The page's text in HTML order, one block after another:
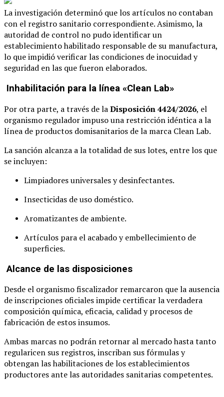
La investigación determinó que los artículos no contaban
con el registro sanitario correspondiente. Asimismo, la
autoridad de control no pudo identificar un
establecimiento habilitado responsable de su manufactura,
lo que impidió verificar las condiciones de inocuidad y
seguridad en las que fueron elaborados.
Inhabilitación para la línea «Clean Lab»
Por otra parte, a través de laDisposición 4424/2026, el
organismo regulador impuso una restricción idéntica a la
línea de productos domisanitarios de la marca Clean Lab.
La sanción alcanza a la totalidad de sus lotes, entre los que
se incluyen:
Limpiadores universales y desinfectantes.
Insecticidas de uso doméstico.
Aromatizantes de ambiente.
Artículos para el acabado y embellecimiento de
superficies.
Alcance de las disposiciones
Desde el organismo fiscalizador remarcaron que la ausencia
de inscripciones oficiales impide certificar la verdadera
composición química, eficacia, calidad y procesos de
fabricación de estos insumos.
Ambas marcas no podrán retornar al mercado hasta tanto
regularicen sus registros, inscriban sus fórmulas y
obtengan las habilitaciones de los establecimientos
productores ante las autoridades sanitarias competentes.